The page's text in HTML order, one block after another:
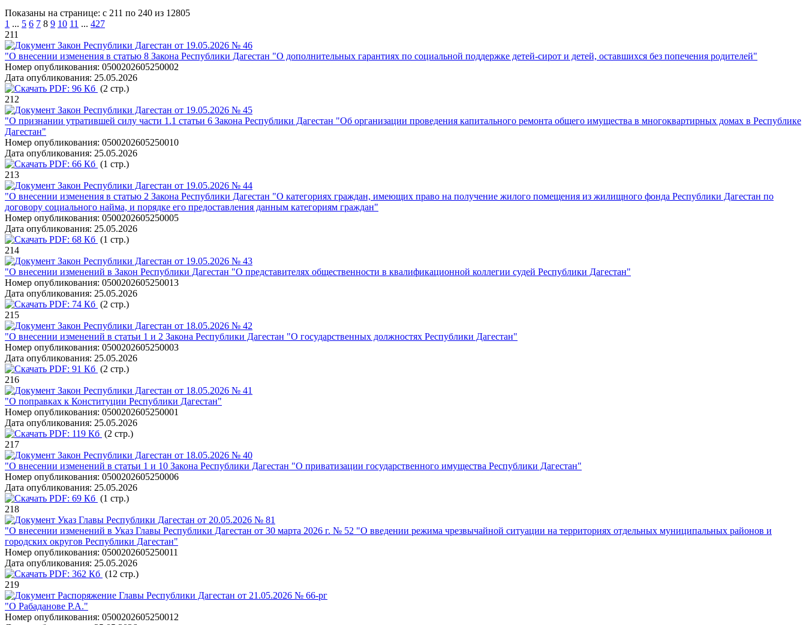
Показаны на странице: с 211 по 240 из 12805
1 ... 5 6 7 8 9 10 11 ... 427
211
Закон Республики Дагестан от 19.05.2026 № 46
"О внесении изменения в статью 8 Закона Республики Дагестан "О дополнительных гарантиях по социальной поддержке детей-сирот и детей, оставшихся без попечения родителей"
Номер опубликования: 0500202605250002
Дата опубликования: 25.05.2026
PDF: 96 Кб (2 стр.)
212
Закон Республики Дагестан от 19.05.2026 № 45
"О признании утратившей силу части 1.1 статьи 6 Закона Республики Дагестан "Об организации проведения капитального ремонта общего имущества в многоквартирных домах в Республике
Дагестан"
Номер опубликования: 0500202605250010
Дата опубликования: 25.05.2026
PDF: 66 Кб (1 стр.)
213
Закон Республики Дагестан от 19.05.2026 № 44
"О внесении изменения в статью 2 Закона Республики Дагестан "О категориях граждан, имеющих право на получение жилого помещения из жилищного фонда Республики Дагестан по
договору социального найма, и порядке его предоставления данным категориям граждан"
Номер опубликования: 0500202605250005
Дата опубликования: 25.05.2026
PDF: 68 Кб (1 стр.)
214
Закон Республики Дагестан от 19.05.2026 № 43
"О внесении изменений в Закон Республики Дагестан "О представителях общественности в квалификационной коллегии судей Республики Дагестан"
Номер опубликования: 0500202605250013
Дата опубликования: 25.05.2026
PDF: 74 Кб (2 стр.)
215
Закон Республики Дагестан от 18.05.2026 № 42
"О внесении изменений в статьи 1 и 2 Закона Республики Дагестан "О государственных должностях Республики Дагестан"
Номер опубликования: 0500202605250003
Дата опубликования: 25.05.2026
PDF: 91 Кб (2 стр.)
216
Закон Республики Дагестан от 18.05.2026 № 41
"О поправках к Конституции Республики Дагестан"
Номер опубликования: 0500202605250001
Дата опубликования: 25.05.2026
PDF: 119 Кб (2 стр.)
217
Закон Республики Дагестан от 18.05.2026 № 40
"О внесении изменений в статьи 1 и 10 Закона Республики Дагестан "О приватизации государственного имущества Республики Дагестан"
Номер опубликования: 0500202605250006
Дата опубликования: 25.05.2026
PDF: 69 Кб (1 стр.)
218
Указ Главы Республики Дагестан от 20.05.2026 № 81
"О внесении изменений в Указ Главы Республики Дагестан от 30 марта 2026 г. № 52 "О введении режима чрезвычайной ситуации на территориях отдельных муниципальных районов и
городских округов Республики Дагестан"
Номер опубликования: 0500202605250011
Дата опубликования: 25.05.2026
PDF: 362 Кб (12 стр.)
219
Распоряжение Главы Республики Дагестан от 21.05.2026 № 66-рг
"О Рабаданове Р.А."
Номер опубликования: 0500202605250012